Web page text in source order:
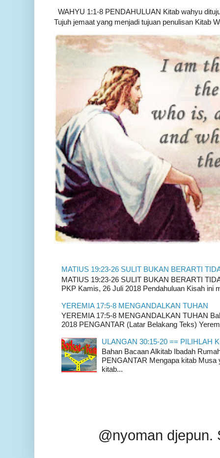
WAHYU 1:1-8 PENDAHULUAN Kitab wahyu
Tujuh jemaat yang menjadi tujuan penulisan Kitab
MATIUS 19:23-26 SULIT BUKAN BERARTI
MATIUS 19:23-26 SULIT BUKAN BERARTI
PKP Kamis, 26 Juli 2018 Pendahuluan Kisah ini
YEREMIA 17:5-8 MENGANDALKAN TUHAN
YEREMIA 17:5-8 MENGANDALKAN TUHAN
2018 PENGANTAR (Latar Belakang Teks)
ULANGAN 30:15-20 == PILIHLAH
Bahan Bacaan Alkitab Ibadah
PENGANTAR Mengapa kitab Musa
kitab...
@nyoman